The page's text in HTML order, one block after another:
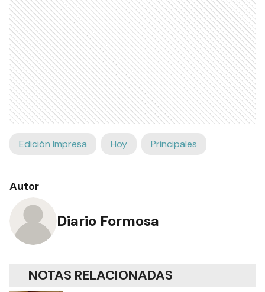
Edición Impresa Hoy Principales
Autor
Diario Formosa
NOTAS RELACIONADAS